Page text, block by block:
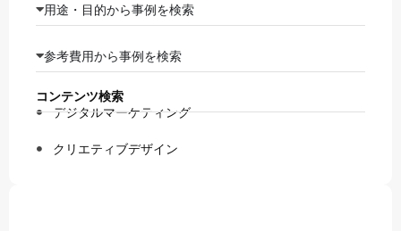
用途・目的から事例を検索
参考費用から事例を検索
コンテンツ検索
デジタルマーケティング
クリエティブデザイン